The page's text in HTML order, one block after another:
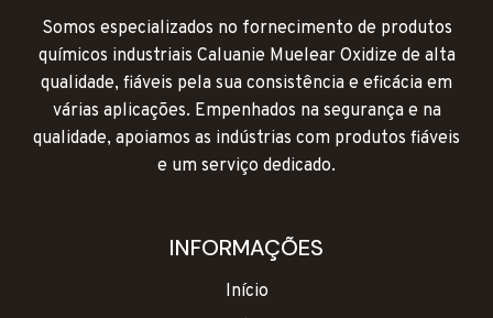
Somos especializados no fornecimento de produtos
químicos industriais Caluanie Muelear Oxidize de alta
qualidade, fiáveis pela sua consistência e eficácia em
várias aplicações. Empenhados na segurança e na
qualidade, apoiamos as indústrias com produtos fiáveis
e um serviço dedicado.
INFORMAÇÕES
Início